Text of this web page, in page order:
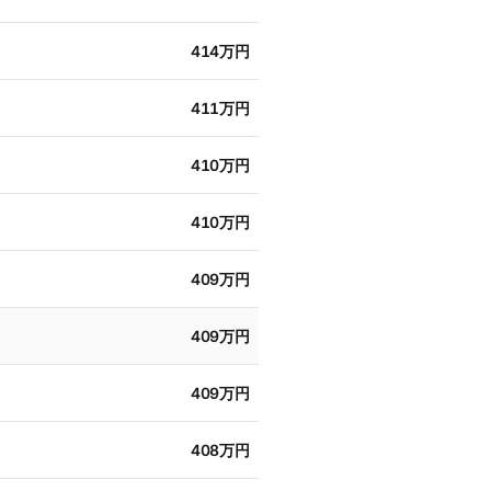
414万円
411万円
410万円
410万円
409万円
409万円
409万円
408万円